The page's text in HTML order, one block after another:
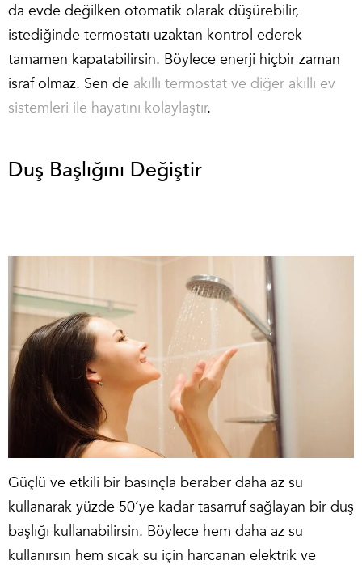
da evde değilken otomatik olarak düşürebilir,
istediğinde termostatı uzaktan kontrol ederek
tamamen kapatabilirsin. Böylece enerji hiçbir zaman
israf olmaz. Sen de akıllı termostat ve diğer akıllı ev
sistemleri ile hayatını kolaylaştır.
Duş Başlığını Değiştir
Güçlü ve etkili bir basınçla beraber daha az su
kullanarak yüzde 50’ye kadar tasarruf sağlayan bir duş
başlığı kullanabilirsin. Böylece hem daha az su
kullanırsın hem sıcak su için harcanan elektrik ve